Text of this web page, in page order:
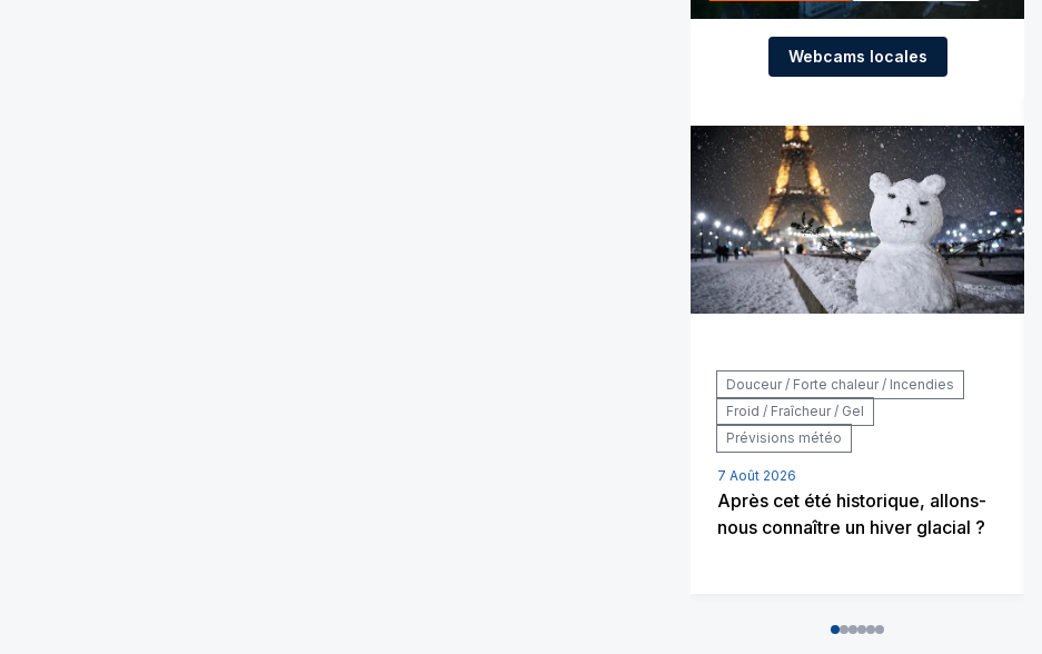
Webcams locales
Douceur / Forte chaleur / Incendies
Froid / Fraîcheur / Gel
Prévisions météo
7 Août 2026
Après cet été historique, allons-
nous connaître un hiver glacial ?
012345